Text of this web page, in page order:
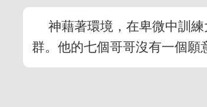
神藉著環境，在卑微中訓
群。他的七個哥哥沒有一個願